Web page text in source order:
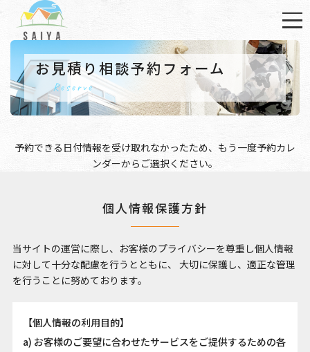
お見積り相談予約フォーム
Reserve
予約できる日付情報を受け取れなかったため、もう一度予約カレ
ンダーからご選択ください。
個人情報保護方針
当サイトの運営に際し、お客様のプライバシーを尊重し個人情報
に対して十分な配慮を行うとともに、 大切に保護し、適正な管理
を行うことに努めております。
【個人情報の利用目的】
a) お客様のご要望に合わせたサービスをご提供するための各